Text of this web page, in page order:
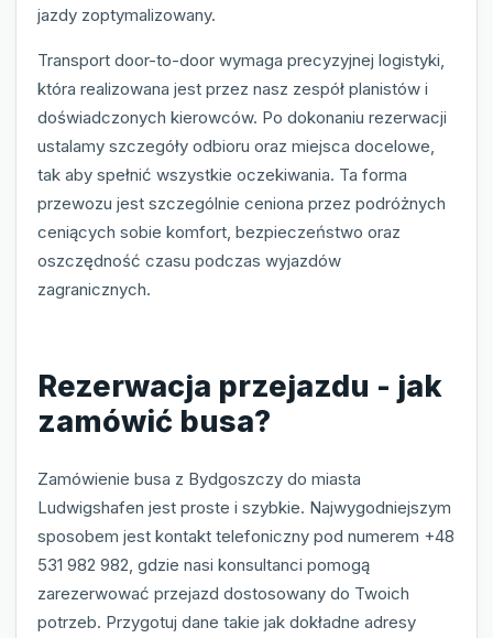
jazdy zoptymalizowany.
Transport door-to-door wymaga precyzyjnej logistyki,
która realizowana jest przez nasz zespół planistów i
doświadczonych kierowców. Po dokonaniu rezerwacji
ustalamy szczegóły odbioru oraz miejsca docelowe,
tak aby spełnić wszystkie oczekiwania. Ta forma
przewozu jest szczególnie ceniona przez podróżnych
ceniących sobie komfort, bezpieczeństwo oraz
oszczędność czasu podczas wyjazdów
zagranicznych.
Rezerwacja przejazdu - jak
zamówić busa?
Zamówienie busa z Bydgoszczy do miasta
Ludwigshafen jest proste i szybkie. Najwygodniejszym
sposobem jest kontakt telefoniczny pod numerem +48
531 982 982, gdzie nasi konsultanci pomogą
zarezerwować przejazd dostosowany do Twoich
potrzeb. Przygotuj dane takie jak dokładne adresy